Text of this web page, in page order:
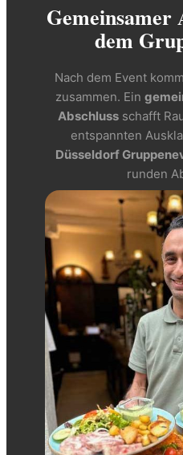
Gemeinsamer
dem
Nach dem Event
zusammen. Ein
Abschlussschafft
entspannten
Düsseldorf
runden